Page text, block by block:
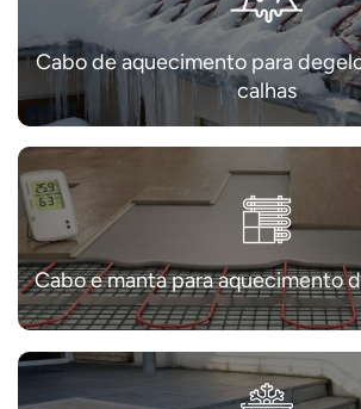
Cabo de aquecimento para
calhas
Cabo e manta para aquecimento